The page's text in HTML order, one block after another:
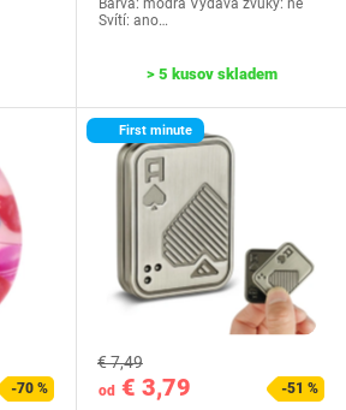
Barva: modrá Vydává zvuky: ne
Svítí: ano…
> 5 kusov skladem
-70 %
First minute
od € 3,79
€ 7,49
-51 %